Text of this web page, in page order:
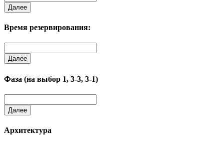
Далее
Время резервирования:
Далее
Фаза (на выбор 1, 3-3, 3-1)
Далее
Архитектура